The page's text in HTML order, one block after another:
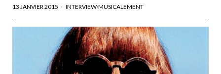
13 JANVIER 2015 INTERVIEW·MUSICALEMENT